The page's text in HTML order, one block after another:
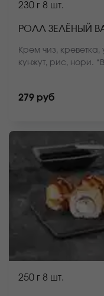
230 г 8 шт.
РОЛЛ ЗЕЛЁНЫЙ
Крем чиз,
кунжут, рис, нори.
279 руб
250 г 8 шт.